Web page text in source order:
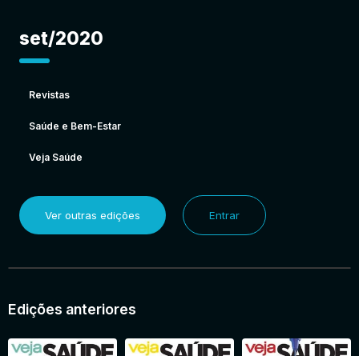
set/2020
Revistas
Saúde e Bem-Estar
Veja Saúde
Ver outras edições Entrar
Edições anteriores